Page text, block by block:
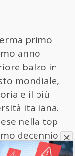
primo
anno
balzo in
mondiale,
e il più
italiana.
nella top
decennio
dal